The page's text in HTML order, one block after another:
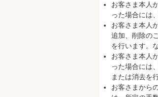
お客さま本人
った場合には
お客さま本人
追加、削除の
を行います。
お客さま本人
った場合には
または消去を
お客さまから